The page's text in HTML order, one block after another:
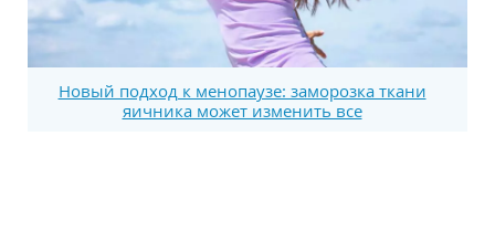
Новый подход к менопаузе: заморозка ткани
яичника может изменить все